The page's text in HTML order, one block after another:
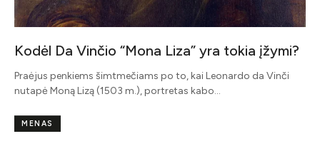
Kodėl Da Vinčio “Mona Liza” yra tokia įžymi?
Praėjus penkiems šimtmečiams po to, kai Leonardo da Vinči
nutapė Moną Lizą (1503 m.), portretas kabo…
MENAS